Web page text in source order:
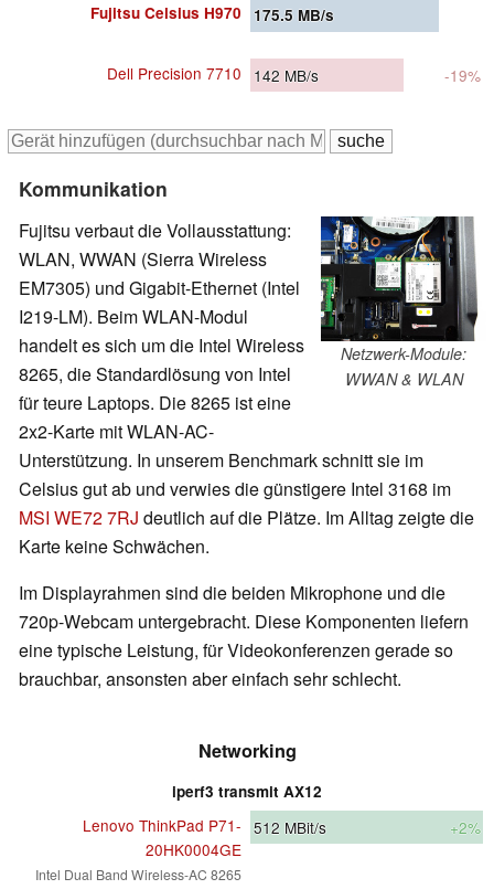
Fujitsu Celsius H970 175.5 MB/s
Dell Precision 7710 142 MB/s -19%
Kommunikation
Netzwerk-Module:
WWAN & WLAN
Fujitsu verbaut die Vollausstattung:
WLAN, WWAN (Sierra Wireless
EM7305) und Gigabit-Ethernet (Intel
I219-LM). Beim WLAN-Modul
handelt es sich um die Intel Wireless
8265, die Standardlösung von Intel
für teure Laptops. Die 8265 ist eine
2x2-Karte mit WLAN-AC-
Unterstützung. In unserem Benchmark schnitt sie im
Celsius gut ab und verwies die günstigere Intel 3168 im
MSI WE72 7RJ deutlich auf die Plätze. Im Alltag zeigte die
Karte keine Schwächen.
Im Displayrahmen sind die beiden Mikrophone und die
720p-Webcam untergebracht. Diese Komponenten liefern
eine typische Leistung, für Videokonferenzen gerade so
brauchbar, ansonsten aber einfach sehr schlecht.
Networking
iperf3 transmit AX12
Lenovo ThinkPad P71-
20HK0004GE
Intel Dual Band Wireless-AC 8265
512 MBit/s +2%